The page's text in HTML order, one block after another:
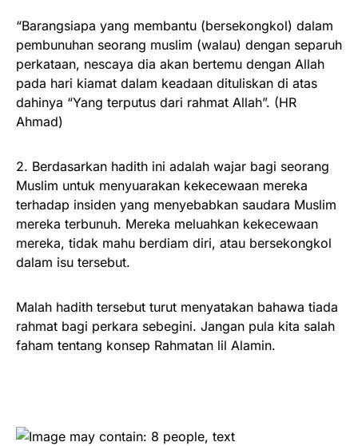
“Barangsiapa yang membantu (bersekongkol) dalam
pembunuhan seorang muslim (walau) dengan separuh
perkataan, nescaya dia akan bertemu dengan Allah
pada hari kiamat dalam keadaan dituliskan di atas
dahinya “Yang terputus dari rahmat Allah”. (HR
Ahmad)
2. Berdasarkan hadith ini adalah wajar bagi seorang
Muslim untuk menyuarakan kekecewaan mereka
terhadap insiden yang menyebabkan saudara Muslim
mereka terbunuh. Mereka meluahkan kekecewaan
mereka, tidak mahu berdiam diri, atau bersekongkol
dalam isu tersebut.
Malah hadith tersebut turut menyatakan bahawa tiada
rahmat bagi perkara sebegini. Jangan pula kita salah
faham tentang konsep Rahmatan lil Alamin.